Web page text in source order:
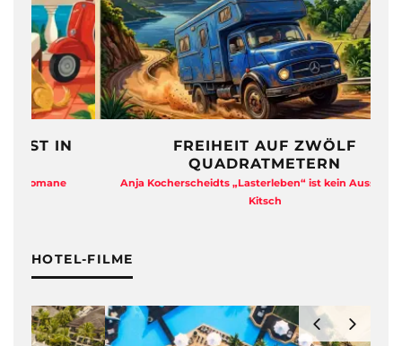
FREIHEIT AUF ZWÖLF
QUADRATMETERN
Anja Kocherscheidts „Lasterleben“ ist kein Aussteiger-
HOTEL-FILME